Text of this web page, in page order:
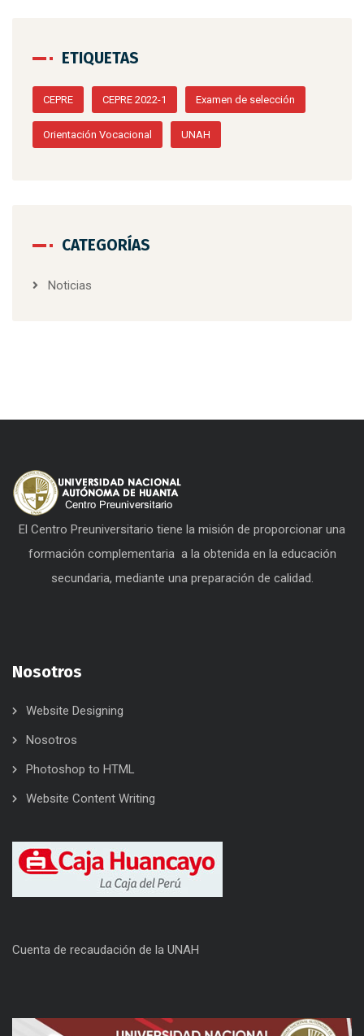
ETIQUETAS
CEPRE CEPRE 2022-1 Examen de selección
Orientación Vocacional UNAH
CATEGORÍAS
Noticias
El Centro Preuniversitario tiene la misión de proporcionar una
formación complementaria a la obtenida en la educación
secundaria, mediante una preparación de calidad.
Nosotros
Website Designing
Nosotros
Photoshop to HTML
Website Content Writing
Cuenta de recaudación de la UNAH